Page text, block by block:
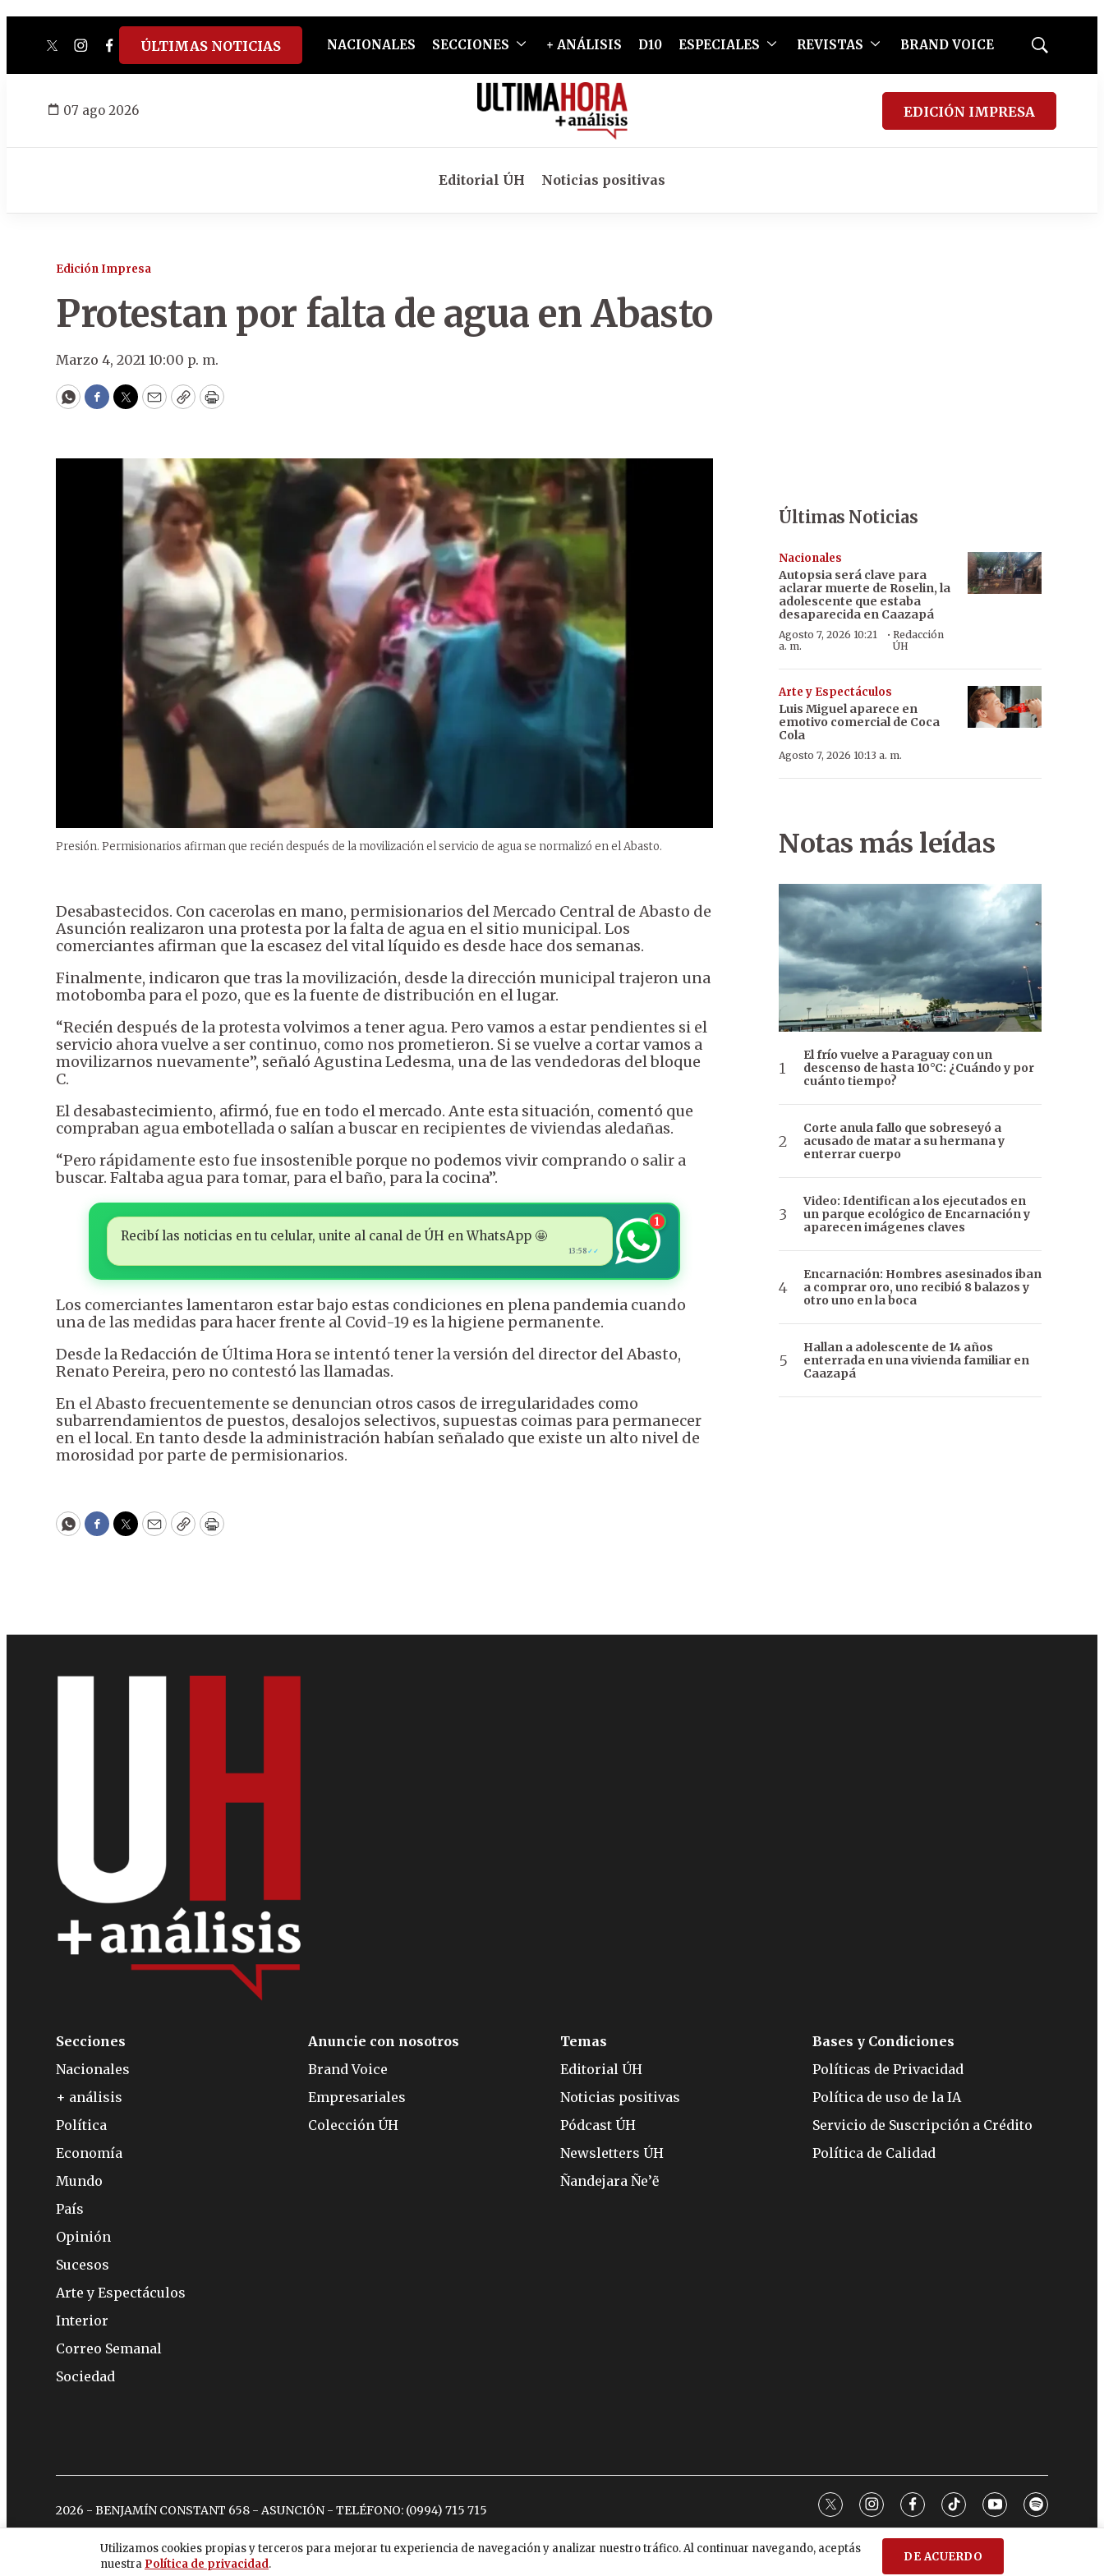
twitterinstagram
facebook
tiktokyoutube
spotify
ÚLTIMAS NOTICIAS NACIONALES SECCIONES + ANÁLISIS D10 ESPECIALES REVISTAS BRAND VOICE
Mostrar
07 ago 2026 EDICIÓN IMPRESA
Editorial ÚH Noticias positivas
Edición Impresa
Protestan por falta de agua en Abasto
Marzo 4, 2021 10:00 p. m.
WhatsApp
Facebook
Twitter
EmailCopyPrint
Presión. Permisionarios afirman que recién después de la movilización el servicio de agua se normalizó en el Abasto.
Desabastecidos. Con cacerolas en mano, permisionarios del Mercado Central de Abasto de
Asunción realizaron una protesta por la falta de agua en el sitio municipal. Los
comerciantes afirman que la escasez del vital líquido es desde hace dos semanas.
Finalmente, indicaron que tras la movilización, desde la dirección municipal trajeron una
motobomba para el pozo, que es la fuente de distribución en el lugar.
“Recién después de la protesta volvimos a tener agua. Pero vamos a estar pendientes si el
servicio ahora vuelve a ser continuo, como nos prometieron. Si se vuelve a cortar vamos a
movilizarnos nuevamente”, señaló Agustina Ledesma, una de las vendedoras del bloque
C.
El desabastecimiento, afirmó, fue en todo el mercado. Ante esta situación, comentó que
compraban agua embotellada o salían a buscar en recipientes de viviendas aledañas.
“Pero rápidamente esto fue insostenible porque no podemos vivir comprando o salir a
buscar. Faltaba agua para tomar, para el baño, para la cocina”.
Recibí las noticias en tu celular, unite al canal de ÚH en WhatsApp 🤩
13:58 ✓✓
1
Los comerciantes lamentaron estar bajo estas condiciones en plena pandemia cuando
una de las medidas para hacer frente al Covid-19 es la higiene permanente.
Desde la Redacción de Última Hora se intentó tener la versión del director del Abasto,
Renato Pereira, pero no contestó las llamadas.
En el Abasto frecuentemente se denuncian otros casos de irregularidades como
subarrendamientos de puestos, desalojos selectivos, supuestas coimas para permanecer
en el local. En tanto desde la administración habían señalado que existe un alto nivel de
morosidad por parte de permisionarios.
WhatsApp
Facebook
Twitter
EmailCopyPrint
Últimas Noticias
Nacionales
Autopsia será clave para
aclarar muerte de Roselin, la
adolescente que estaba
desaparecida en Caazapá
Agosto 7, 2026 10:21
a. m.
· Redacción
ÚH
Arte y Espectáculos
Luis Miguel aparece en
emotivo comercial de Coca
Cola
Agosto 7, 2026 10:13 a. m.
Notas más leídas
El frío vuelve a Paraguay con un
descenso de hasta 10°C: ¿Cuándo y por
cuánto tiempo?
Corte anula fallo que sobreseyó a
acusado de matar a su hermana y
enterrar cuerpo
Video: Identifican a los ejecutados en
un parque ecológico de Encarnación y
aparecen imágenes claves
Encarnación: Hombres asesinados iban
a comprar oro, uno recibió 8 balazos y
otro uno en la boca
Hallan a adolescente de 14 años
enterrada en una vivienda familiar en
Caazapá
Utilizamos cookies propias y terceros para mejorar tu experiencia de navegación y analizar nuestro tráfico. Al continuar navegando, aceptás
nuestra Política de privacidad.
DE ACUERDO
Secciones
Nacionales
+ análisis
Política
Economía
Mundo
País
Opinión
Sucesos
Arte y Espectáculos
Interior
Correo Semanal
Sociedad
Anuncie con nosotros
Brand Voice
Empresariales
Colección ÚH
Temas
Editorial ÚH
Noticias positivas
Pódcast ÚH
Newsletters ÚH
Ñandejara Ñe’ẽ
Bases y Condiciones
Políticas de Privacidad
Política de uso de la IA
Servicio de Suscripción a Crédito
Política de Calidad
2026 - BENJAMÍN CONSTANT 658 - ASUNCIÓN - TELÉFONO: (0994) 715 715 twitterinstagram
facebooktiktokyoutubespotify